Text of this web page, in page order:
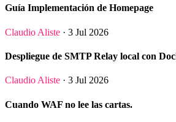
Guía Implementación de Homepage
Claudio Aliste · 3 Jul 2026
Despliegue de SMTP Relay local con
Claudio Aliste · 3 Jul 2026
Cuando WAF no lee las cartas.